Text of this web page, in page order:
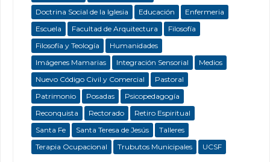
Doctrina Social de la Iglesia
Educación
Enfermeria
Escuela
Facultad de Arquitectura
Filosofía
Filosofía y Teología
Humanidades
Imágenes Mamarias
Integración Sensorial
Medios
Nuevo Código Civil y Comercial
Pastoral
Patrimonio
Posadas
Psicopedagogía
Reconquista
Rectorado
Retiro Espiritual
Santa Fe
Santa Teresa de Jesús
Talleres
Terapia Ocupacional
Trubutos Municipales UCSF